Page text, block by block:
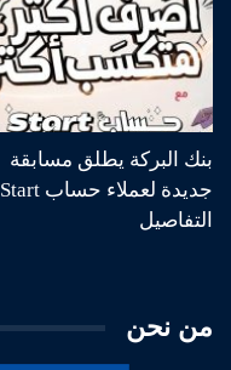
بنك البركة يطلق مسابقة
التفاصيل
من نحن